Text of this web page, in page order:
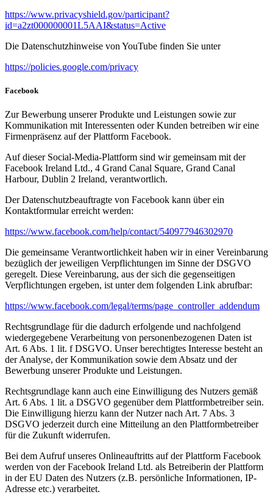
https://www.privacyshield.gov/participant?
id=a2zt000000001L5AAI&status=Active
Die Datenschutzhinweise von YouTube finden Sie unter
https://policies.google.com/privacy
Facebook
Zur Bewerbung unserer Produkte und Leistungen sowie zur
Kommunikation mit Interessenten oder Kunden betreiben wir eine
Firmenpräsenz auf der Plattform Facebook.
Auf dieser Social-Media-Plattform sind wir gemeinsam mit der
Facebook Ireland Ltd., 4 Grand Canal Square, Grand Canal
Harbour, Dublin 2 Ireland, verantwortlich.
Der Datenschutzbeauftragte von Facebook kann über ein
Kontaktformular erreicht werden:
https://www.facebook.com/help/contact/540977946302970
Die gemeinsame Verantwortlichkeit haben wir in einer Vereinbarung
bezüglich der jeweiligen Verpflichtungen im Sinne der DSGVO
geregelt. Diese Vereinbarung, aus der sich die gegenseitigen
Verpflichtungen ergeben, ist unter dem folgenden Link abrufbar:
https://www.facebook.com/legal/terms/page_controller_addendum
Rechtsgrundlage für die dadurch erfolgende und nachfolgend
wiedergegebene Verarbeitung von personenbezogenen Daten ist
Art. 6 Abs. 1 lit. f DSGVO. Unser berechtigtes Interesse besteht an
der Analyse, der Kommunikation sowie dem Absatz und der
Bewerbung unserer Produkte und Leistungen.
Rechtsgrundlage kann auch eine Einwilligung des Nutzers gemäß
Art. 6 Abs. 1 lit. a DSGVO gegenüber dem Plattformbetreiber sein.
Die Einwilligung hierzu kann der Nutzer nach Art. 7 Abs. 3
DSGVO jederzeit durch eine Mitteilung an den Plattformbetreiber
für die Zukunft widerrufen.
Bei dem Aufruf unseres Onlineauftritts auf der Plattform Facebook
werden von der Facebook Ireland Ltd. als Betreiberin der Plattform
in der EU Daten des Nutzers (z.B. persönliche Informationen, IP-
Adresse etc.) verarbeitet.